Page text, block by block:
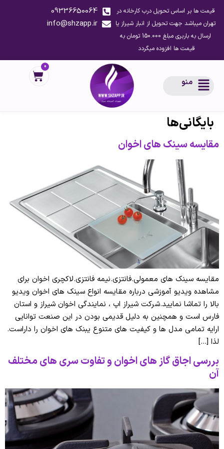
قیمت ها بر اساس تحویل درب کارخانه در
تهران میباشد جهت تحویل از انبار شیراز یا
ارسال به باربری مبلغ 150.000 تومان به
قیمت ها افزوده میگردد
09336650064
info@shzapp.ir
منو
0
بایگانی‌ها
مقایسه سینک های اخوان
مقایسه سینک های معمولی.فانتزی.نیمه فانتزی.لاکچری اخوان برای
مشاهده ویدیو آموزشی درباره مقایسه انواع سینک های اخوان ویدیو
بالا را تماشا نمایید.شرکت شیراز اپ ، نمایندگی اخوان شیراز و استان
فارس است و همچنین به دلیل قدیمی بودن در این صنعت توانایی
ارایه تمامی مدل ها و کیفیت های متنوع یبنک های اخوان را داراست.
لذا […]
بررسی اجاق گاز های اخوان و تفاوت سری های مختلف
آن